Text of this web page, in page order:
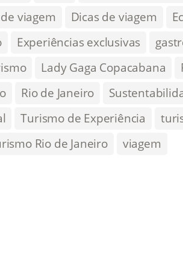
viagem Dicas de viagem
Experiências exclusivas
Lady Gaga Copacabana
Rio de Janeiro
Turismo de Experiência
Rio de Janeiro viagem